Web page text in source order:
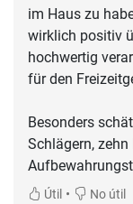
im Haus zu
wirklich positiv
hochwertig
für den
Besonders
Schlägern,
Útil • No útil